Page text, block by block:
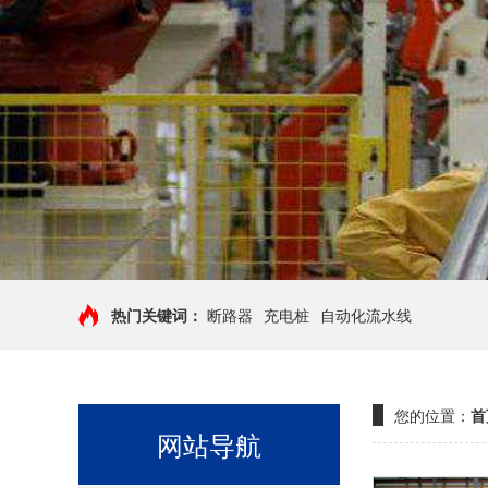
热门关键词： 断路器 充电桩 自动化流水线
网站导航
您的位置：